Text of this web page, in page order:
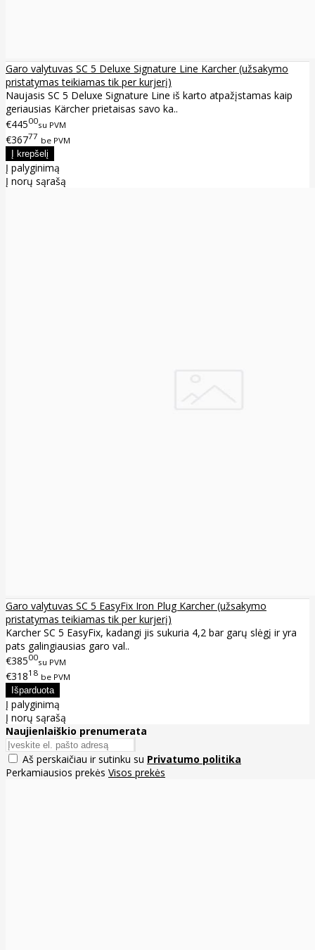
Garo valytuvas SC 5 Deluxe Signature Line Karcher (užsakymo
pristatymas teikiamas tik per kurjerį)
Naujasis SC 5 Deluxe Signature Line iš karto atpažįstamas kaip
geriausias Kärcher prietaisas savo ka..
€44500su PVM
€36777 be PVM
Į palyginimą
Į norų sąrašą
Garo valytuvas SC 5 EasyFix Iron Plug Karcher (užsakymo
pristatymas teikiamas tik per kurjerį)
Karcher SC 5 EasyFix, kadangi jis sukuria 4,2 bar garų slėgį ir yra
pats galingiausias garo val..
€38500su PVM
€31818 be PVM
Į palyginimą
Į norų sąrašą
Naujienlaiškio prenumerata
Aš perskaičiau ir sutinku su Privatumo politika
Perkamiausios prekės Visos prekės